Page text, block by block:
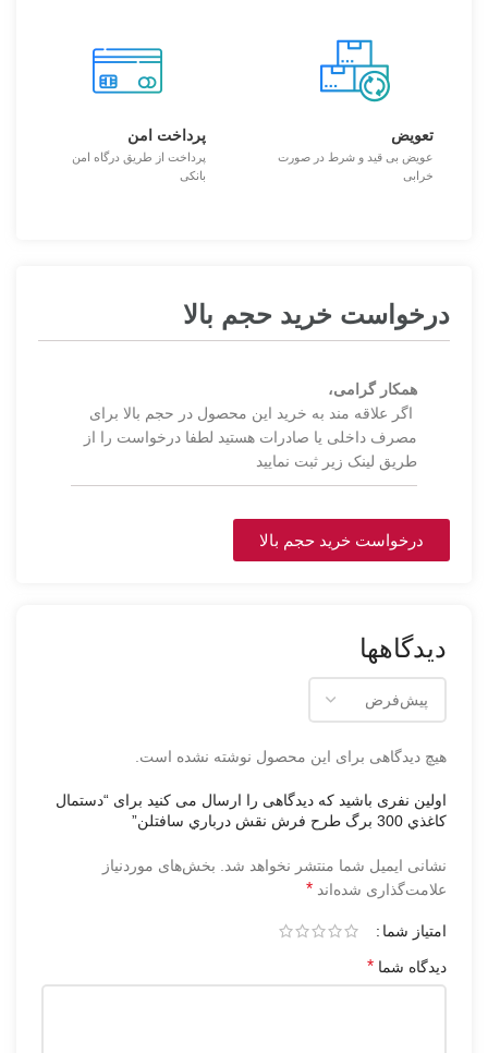
تعویض
عویض بی قید و شرط در صورت
خرابی
پرداخت امن
پرداخت از طریق درگاه امن
بانکی
درخواست خرید حجم بالا
همکار گرامی،
اگر علاقه مند به خرید این محصول در حجم بالا برای
مصرف داخلی یا صادرات هستید لطفا درخواست را از
طریق لینک زیر ثبت نمایید
درخواست خرید حجم بالا
دیدگاهها
هیچ دیدگاهی برای این محصول نوشته نشده است.
اولین نفری باشید که دیدگاهی را ارسال می کنید برای “دستمال
كاغذي 300 برگ طرح فرش نقش درباري سافتلن”
نشانی ایمیل شما منتشر نخواهد شد. بخش‌های موردنیاز
علامت‌گذاری شده‌اند *
امتیاز شما
دیدگاه شما *